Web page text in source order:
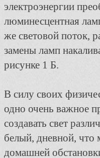
электроэнергии
люминесцентная
же световой поток,
замены ламп
рисунке 1 Б.
В силу своих
одно очень важное
создавать свет
белый, дневной, что
домашней